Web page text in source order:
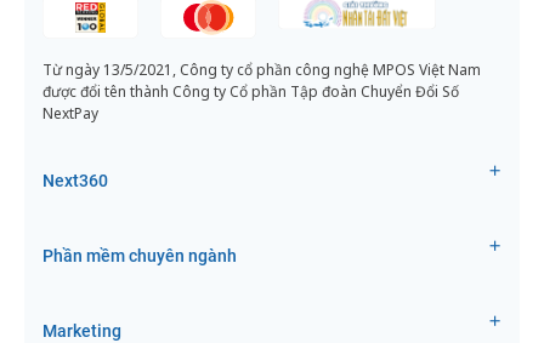
Từ ngày 13/5/2021, Công ty cổ phần công nghệ MPOS Việt Nam
được đổi tên thành Công ty Cổ phần Tập đoàn Chuyển Đổi Số
NextPay
Next360
Phần mềm chuyên ngành
Marketing